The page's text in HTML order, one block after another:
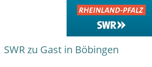
SWR zu Gast in Böbingen